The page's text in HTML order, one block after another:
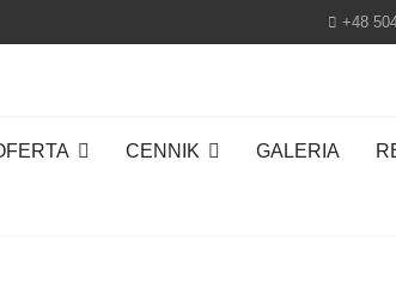
+48
CENNIK GALERIA